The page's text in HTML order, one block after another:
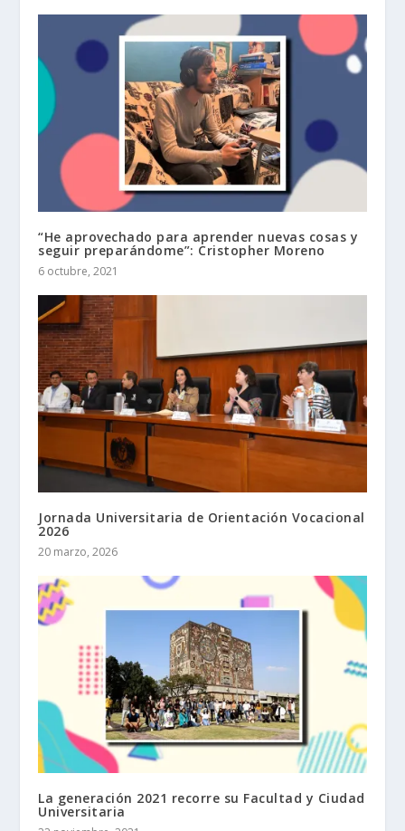
“He aprovechado para aprender nuevas cosas y
seguir preparándome”: Cristopher Moreno
6 octubre, 2021
Jornada Universitaria de Orientación Vocacional
2026
20 marzo, 2026
La generación 2021 recorre su Facultad y Ciudad
Universitaria